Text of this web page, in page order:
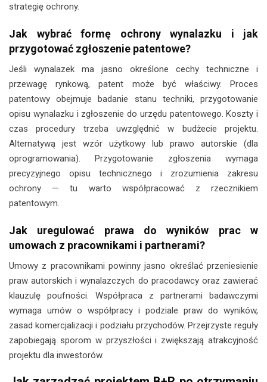
strategię ochrony.
Jak wybrać formę ochrony wynalazku i jak
przygotować zgłoszenie patentowe?
Jeśli wynalazek ma jasno określone cechy techniczne i
przewagę rynkową, patent może być właściwy. Proces
patentowy obejmuje badanie stanu techniki, przygotowanie
opisu wynalazku i zgłoszenie do urzędu patentowego. Koszty i
czas procedury trzeba uwzględnić w budżecie projektu.
Alternatywą jest wzór użytkowy lub prawo autorskie (dla
oprogramowania). Przygotowanie zgłoszenia wymaga
precyzyjnego opisu technicznego i zrozumienia zakresu
ochrony — tu warto współpracować z rzecznikiem
patentowym.
Jak uregulować prawa do wyników prac w
umowach z pracownikami i partnerami?
Umowy z pracownikami powinny jasno określać przeniesienie
praw autorskich i wynalazczych do pracodawcy oraz zawierać
klauzulę poufności. Współpraca z partnerami badawczymi
wymaga umów o współpracy i podziale praw do wyników,
zasad komercjalizacji i podziału przychodów. Przejrzyste reguły
zapobiegają sporom w przyszłości i zwiększają atrakcyjność
projektu dla inwestorów.